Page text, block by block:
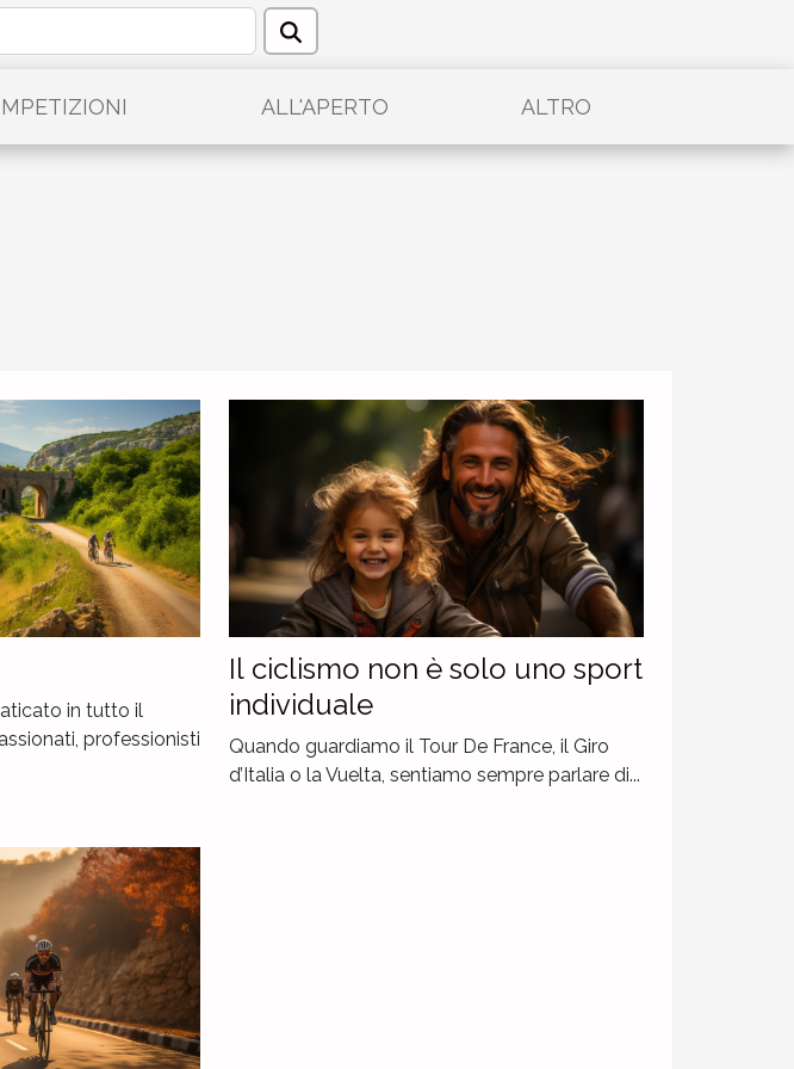
ALL'APERTO ALTRO
in tutto il
professionisti
Il ciclismo non è solo uno sport
individuale
Quando guardiamo il Tour De France, il Giro
d’Italia o la Vuelta, sentiamo sempre parlare di...